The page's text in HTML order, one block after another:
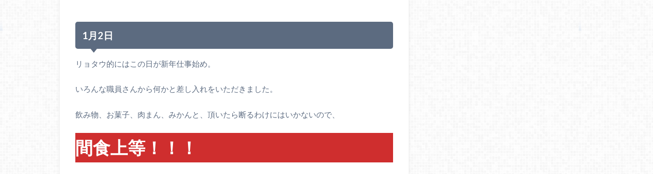
1月2日
リョタウ的にはこの日が新年仕事始め。
いろんな職員さんから何かと差し入れをいただきました。
飲み物、お菓子、肉まん、みかんと、頂いたら断るわけにはいかないので、
間食上等！！！